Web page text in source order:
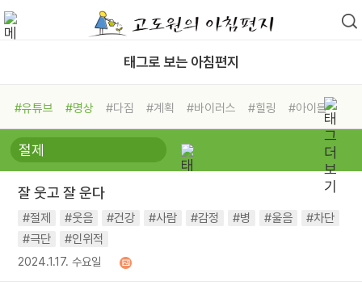
태그로 보는 아침편지
#유튜브 #명상 #다짐 #계획 #바이러스 #힐링
#아이들
#비전캠프
#독서캠프 #삶
#희망
#나눔 #친구 #링컨학교
#독서
#건강 #면역력
잘 웃고 잘 운다
#절제 #웃음 #건강 #사람 #감정 #병 #울음
#차단
#극단
#인위적
2024.1.17. 수요일